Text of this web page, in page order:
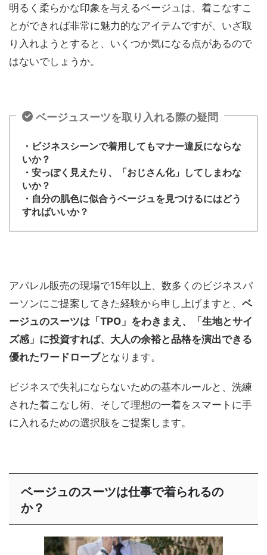
明るく柔らかな印象を与えるベージュは、着こなすこ
とができれば非常に魅力的なアイテムですが、いざ取
り入れようとすると、いくつか気になる点があるので
はないでしょうか。
ベージュスーツを取り入れる際の疑問
・ビジネスシーンで着用してもマナー違反にならな
いか？
・安っぽく見えたり、「おじさん化」してしまわな
いか？
・自分の肌色に似合うベージュを見つけるにはどう
すればいいか？
アパレル販売の現場で15年以上、数多くのビジネスパ
ーソンにご提案してきた経験から申し上げますと、 ベ
ージュのスーツは「TPO」をわきまえ、「生地とサイ
ズ感」に投資すれば、大人の余裕と品格を演出できる
優れたワードローブとなります。
ビジネスで失礼にならないための基本ルールと、洗練
された着こなし術、そして理想の一着をスマートに手
に入れるための選択肢をご提案します。
ベージュのスーツは仕事で着られるの
か？